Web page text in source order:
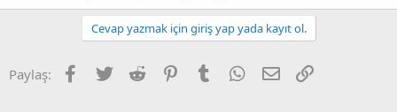
Cevap yazmak için giriş yap yada kayıt ol.
Paylaş: Facebook
Twitter Reddit PinterestTumblr WhatsApp
E-posta